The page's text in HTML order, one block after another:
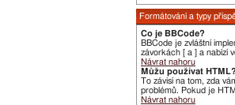
Formátování a typy
Co je BBCode?
BBCode je zvláštní
závorkách [ a ] a nabízí
Návrat nahoru
Můžu používat HTML?
To závisí na tom, zda
problémů. Pokud je
Návrat nahoru